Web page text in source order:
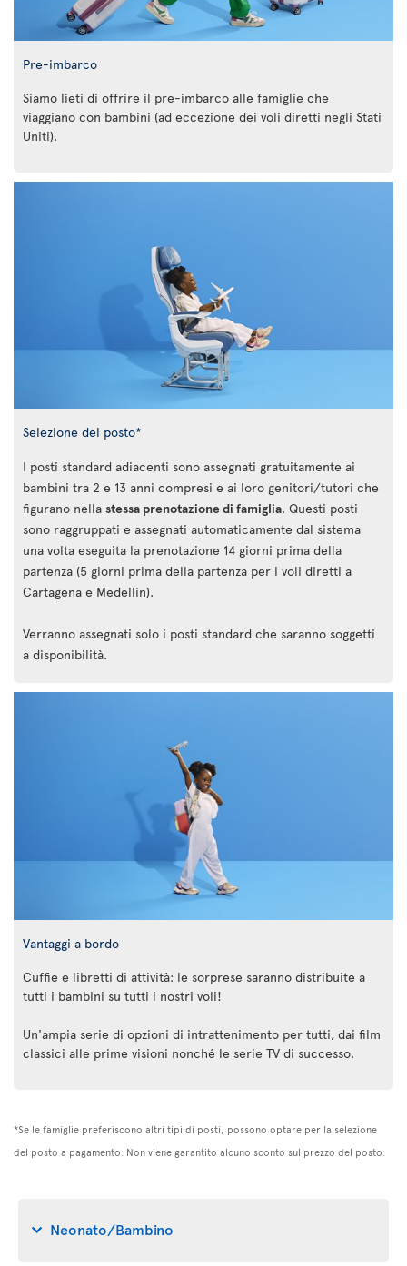
Pre-imbarco
Siamo lieti di offrire il pre-imbarco alle famiglie che
viaggiano con bambini (ad eccezione dei voli diretti negli Stati
Uniti).
Selezione del posto*
I posti standard adiacenti sono assegnati gratuitamente ai
bambini tra 2 e 13 anni compresi e ai loro genitori/tutori che
figurano nella stessa prenotazione di famiglia. Questi posti
sono raggruppati e assegnati automaticamente dal sistema
una volta eseguita la prenotazione 14 giorni prima della
partenza (5 giorni prima della partenza per i voli diretti a
Cartagena e Medellin).
Verranno assegnati solo i posti standard che saranno soggetti
a disponibilità.
Vantaggi a bordo
Cuffie e libretti di attività: le sorprese saranno distribuite a
tutti i bambini su tutti i nostri voli!
Un'ampia serie di opzioni di intrattenimento per tutti, dai film
classici alle prime visioni nonché le serie TV di successo.
*Se le famiglie preferiscono altri tipi di posti, possono optare per la selezione
del posto a pagamento. Non viene garantito alcuno sconto sul prezzo del posto.
Neonato/Bambino